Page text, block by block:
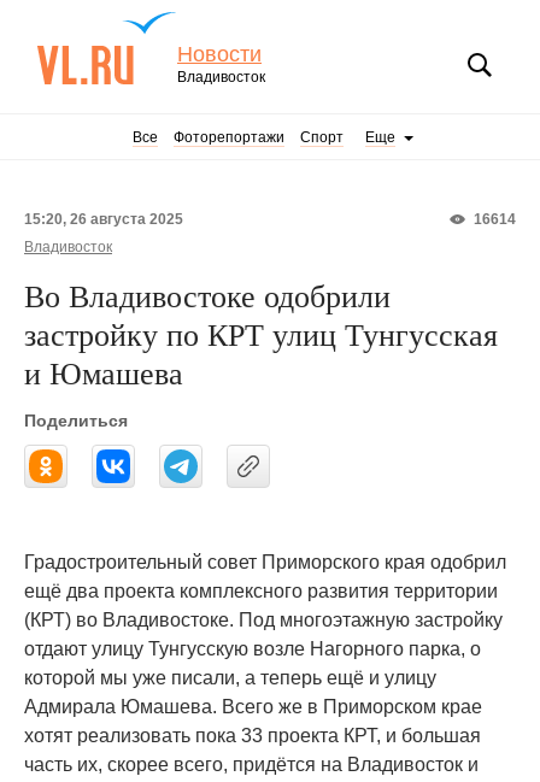
Новости
Владивосток
Все Фоторепортажи Спорт Еще
16614
15:20, 26 августа 2025
Владивосток
Во Владивостоке одобрили
застройку по КРТ улиц Тунгусская
и Юмашева
Поделиться
Градостроительный совет Приморского края одобрил
ещё два проекта комплексного развития территории
(КРТ) во Владивостоке. Под многоэтажную застройку
отдают улицу Тунгусскую возле Нагорного парка, о
которой мы уже писали, а теперь ещё и улицу
Адмирала Юмашева. Всего же в Приморском крае
хотят реализовать пока 33 проекта КРТ, и большая
часть их, скорее всего, придётся на Владивосток и